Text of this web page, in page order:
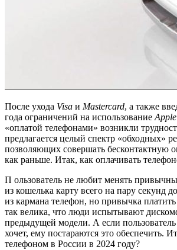
После ухода Visa и Mastercard, а также
года ограничений на использование Apple
«оплатой телефонами» возникли
предлагается целый спектр «обходных»
позволяющих совершать бесконтактную
как раньше. Итак, как оплачивать
П ользователь не любит менять
из кошелька карту всего на пару секунд
из кармана телефон, но привычка
так велика, что люди испытывают
предыдущей модели. А если пользователь
хочет, ему постараются это обеспечить.
телефоном в России в 2024 году?